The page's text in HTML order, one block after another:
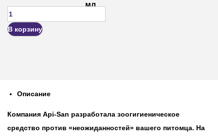
мл
В корзину
Описание
Компания Api-San разработала зоогигиеническое
средство против «неожиданностей» вашего питомца. На